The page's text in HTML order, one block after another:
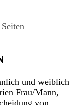
und weiblich
Frau/Mann,